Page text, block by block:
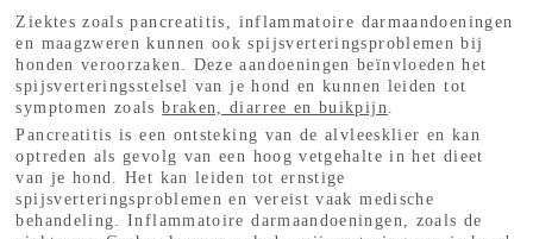
Ziektes zoals pancreatitis, inflammatoire darmaandoeningen
en maagzweren kunnen ook spijsverteringsproblemen bij
honden veroorzaken. Deze aandoeningen beïnvloeden het
spijsverteringsstelsel van je hond en kunnen leiden tot
symptomen zoalsbraken, diarree en buikpijn
Pancreatitis is een ontsteking van de alvleesklier en kan
optreden als gevolg van een hoog vetgehalte in het dieet
van je hond. Het kan leiden tot ernstige
spijsverteringsproblemen en vereist vaak medische
behandeling. Inflammatoire darmaandoeningen, zoals de